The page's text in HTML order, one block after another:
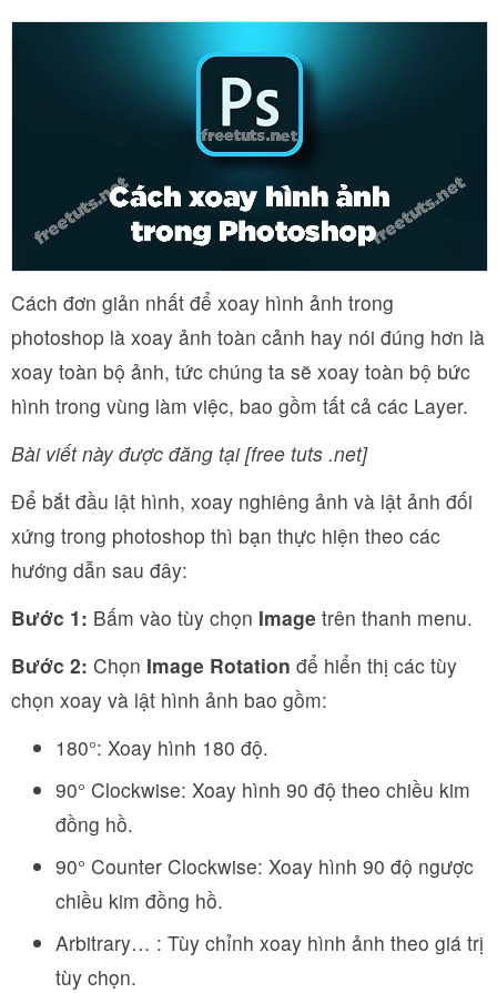
Cách đơn giản nhất để xoay hình ảnh trong
photoshop là xoay ảnh toàn cảnh hay nói đúng hơn là
xoay toàn bộ ảnh, tức chúng ta sẽ xoay toàn bộ bức
hình trong vùng làm việc, bao gồm tất cả các Layer.
Bài viết này được đăng tại [free tuts .net]
Để bắt đầu lật hình, xoay nghiêng ảnh và lật ảnh đối
xứng trong photoshop thì bạn thực hiện theo các
hướng dẫn sau đây:
Bước 1: Bấm vào tùy chọn Image trên thanh menu.
Bước 2: Chọn Image Rotation để hiển thị các tùy
chọn xoay và lật hình ảnh bao gồm:
180°: Xoay hình 180 độ.
90° Clockwise: Xoay hình 90 độ theo chiều kim
đồng hồ.
90° Counter Clockwise: Xoay hình 90 độ ngược
chiều kim đồng hồ.
Arbitrary… : Tùy chỉnh xoay hình ảnh theo giá trị
tùy chọn.